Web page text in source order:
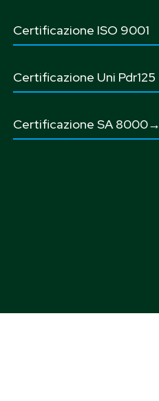
Certificazione ISO 9001
Certificazione Uni Pdr125
Certificazione SA 8000→